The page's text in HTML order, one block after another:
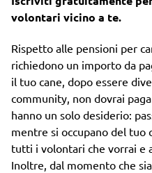
volontari vicino a te.
Rispetto alle pensioni per
richiedono un importo da
il tuo cane, dopo essere
community, non dovrai
hanno un solo desiderio:
mentre si occupano del tuo
tutti i volontari che vorrai e
Inoltre, dal momento che